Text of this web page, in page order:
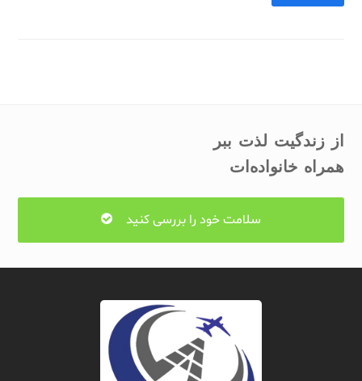
از زندگیت لذت ببر
همراه خانواده‌ات
سلامت خود را بررسی کنید